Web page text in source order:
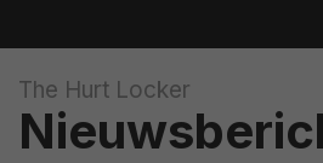
The Hurt Locker